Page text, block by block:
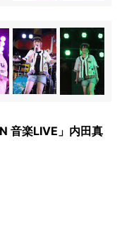
音楽LIVE」内田真